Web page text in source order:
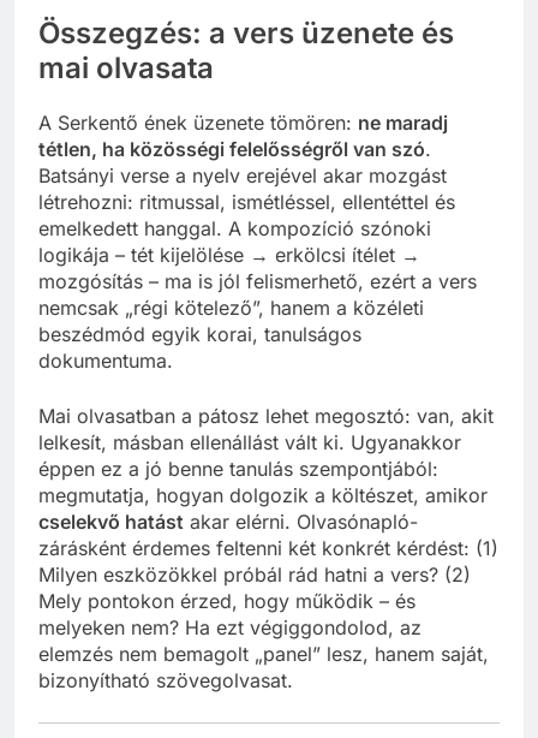
Összegzés: a vers üzenete és
mai olvasata
A Serkentő ének üzenete tömören: ne maradj
tétlen, ha közösségi felelősségről van szó.
Batsányi verse a nyelv erejével akar mozgást
létrehozni: ritmussal, ismétléssel, ellentéttel és
emelkedett hanggal. A kompozíció szónoki
logikája – tét kijelölése → erkölcsi ítélet →
mozgósítás – ma is jól felismerhető, ezért a vers
nemcsak „régi kötelező”, hanem a közéleti
beszédmód egyik korai, tanulságos
dokumentuma.
Mai olvasatban a pátosz lehet megosztó: van, akit
lelkesít, másban ellenállást vált ki. Ugyanakkor
éppen ez a jó benne tanulás szempontjából:
megmutatja, hogyan dolgozik a költészet, amikor
cselekvő hatást akar elérni. Olvasónapló-
zárásként érdemes feltenni két konkrét kérdést: (1)
Milyen eszközökkel próbál rád hatni a vers? (2)
Mely pontokon érzed, hogy működik – és
melyeken nem? Ha ezt végiggondolod, az
elemzés nem bemagolt „panel” lesz, hanem saját,
bizonyítható szövegolvasat.